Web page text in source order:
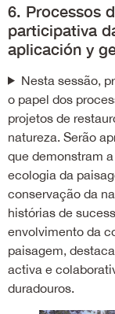
6. Processos
participativa
aplicación y
Nesta sessão,
o papel dos
projetos de
natureza. Serão
que demonstram
ecologia da
conservação da
histórias de
envolvimento da
paisagem,
activa e
duradouros.